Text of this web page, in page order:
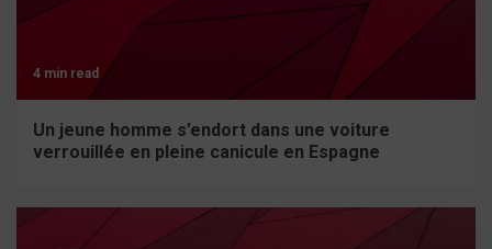
4 min read
Un jeune homme s’endort dans une voiture
verrouillée en pleine canicule en Espagne